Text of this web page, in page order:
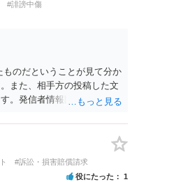
#誹謗中傷
のだということが見て分か
また、相手方の投稿した文
。発信者情報開示請求が進
いくらでしょうか。 →ケー
れば交渉して相手方の請求
#訴訟・損害賠償請求
役にたった 1